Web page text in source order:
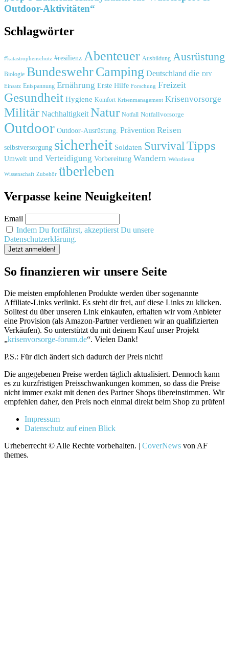
Outdoor-Aktivitäten“
Schlagwörter
#katastrophenschutz #resilienz Abenteuer Ausbildung Ausrüstung
Biologie BundeswehrCamping Deutschland die DIY
Einsatz Entspannung Ernährung Erste Hilfe Forschung Freizeit
Gesundheit Hygiene Komfort Krisenmanagement Krisenvorsorge
Militär Nachhaltigkeit Natur Notfall Notfallvorsorge
Outdoor Outdoor-Ausrüstung. Prävention Reisen
selbstversorgung sicherheit Soldaten SurvivalTipps
Umwelt und Verteidigung Vorbereitung Wandern Wehrdienst
Wissenschaft Zubehör überleben
Verpasse keine Neuigkeiten!
Email
Indem Du fortfährst, akzeptierst Du unsere
Datenschutzerklärung.
So finanzieren wir unsere Seite
Die meisten empfohlenen Produkte werden über sogenannte
Affiliate-Links verlinkt. Es steht dir frei, auf diese Links zu klicken.
Solltest du über unseren Link einkaufen, erhalten wir vom Anbieter
eine Provision (als Amazon-Partner verdienen wir an qualifizierten
Verkäufen). So unterstützt du mit deinem Kauf unser Projekt
„krisenvorsorge-forum.de“. Vielen Dank!
P.S.: Für dich ändert sich dadurch der Preis nicht!
Die angegebenen Preise werden täglich aktualisiert. Dennoch kann
es zu kurzfristigen Preisschwankungen kommen, so dass die Preise
nicht immer exakt mit denen des Partner Shops übereinstimmen. Wir
empfehlen daher, den Preis noch einmal direkt beim Shop zu prüfen!
Impressum
Datenschutz auf einen Blick
Urheberrecht © Alle Rechte vorbehalten. | CoverNews von AF
themes.